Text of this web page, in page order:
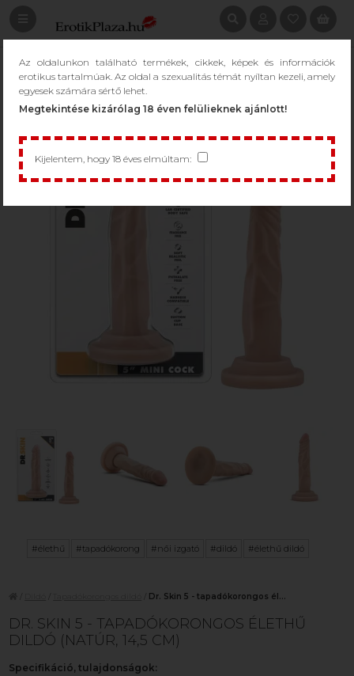
Az oldalunkon található termékek, cikkek, képek és információk
erotikus tartalmúak. Az oldal a szexualitás témát nyíltan kezeli, amely
egyesek számára sértő lehet.
Megtekintése kizárólag 18 éven felülieknek ajánlott!
Kijelentem, hogy 18 éves elmúltam:
#élethű #tapadókorong #női izgató #dildó #élethű dildó
Dr. Skin 5 - tapadókorongos él...
DR. SKIN 5 - TAPADÓKORONGOS ÉLETHŰ
DILDÓ (NATÚR, 14,5 CM)
Specifikáció, tulajdonságok: